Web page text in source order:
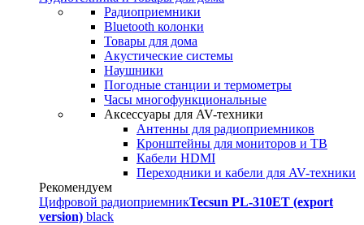
Радиоприемники
Bluetooth колонки
Товары для дома
Акустические системы
Наушники
Погодные станции и термометры
Часы многофункциональные
Аксессуары для AV-техники
Антенны для радиоприемников
Кронштейны для мониторов и ТВ
Кабели HDMI
Переходники и кабели для AV-техники
Рекомендуем
Цифровой радиоприемникTecsun PL-310ET (export
version) black